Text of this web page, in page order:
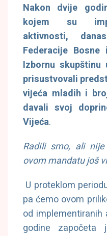
Nakon dvije
kojem su
aktivnosti,
Federacije
Izbornu
prisustvovali
vijeća mladih i
davali svoj
Vijeća.
Radili smo, ali
ovom mandatu još
U proteklom
pa ćemo ovom
od implementiranih
godine započeta